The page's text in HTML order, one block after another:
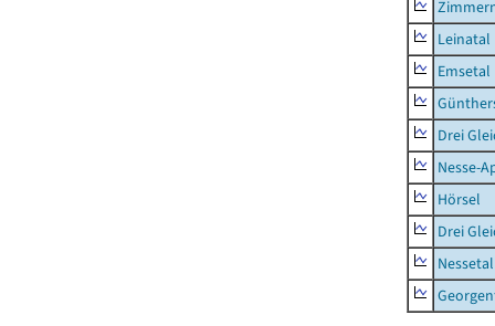
Leinatal
Emsetal
Drei
Nesse-
Hörsel
Drei
Nessetal